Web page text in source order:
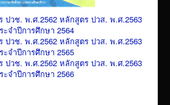
ปวช. พ.ศ.2562 หลักสูตร ปวส. พ.ศ.2563
ะจำปีการศึกษา 2564
ปวช. พ.ศ.2562 หลักสูตร ปวส. พ.ศ.2563
ะจำปีการศึกษา 2565
ปวช. พ.ศ.2562 หลักสูตร ปวส. พ.ศ.2563
ะจำปีการศึกษา 2566